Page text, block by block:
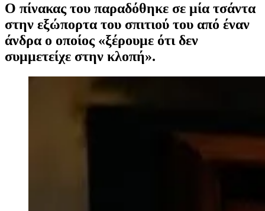
Ο πίνακας του παραδόθηκε σε μία τσάντα
στην εξώπορτα του σπιτιού του από έναν
άνδρα ο οποίος «ξέρουμε ότι δεν
συμμετείχε στην κλοπή».